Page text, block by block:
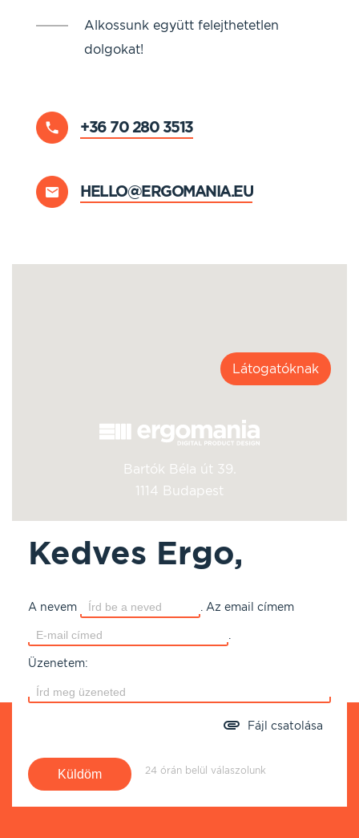
Alkossunk együtt felejthetetlen
dolgokat!
+36 70 280 3513
HELLO@ERGOMANIA.EU
Kedves Ergo,
A nevem Az email címem
Üzenetem:
Fájl csatolása
24 órán belül válaszolunk
Bartók Béla út 39.
1114 Budapest
Látogatóknak